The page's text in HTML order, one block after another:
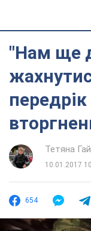
"Нам ще
Тетяна
10.01.2017
654